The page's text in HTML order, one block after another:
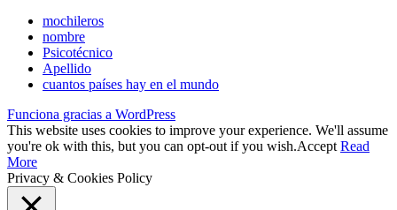
mochileros
nombre
Psicotécnico
Apellido
cuantos países hay en el mundo
Funciona gracias a WordPress
This website uses cookies to improve your experience. We'll assume
you're ok with this, but you can opt-out if you wish.Accept Read
More
Privacy & Cookies Policy